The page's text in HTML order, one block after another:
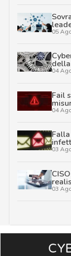
05
04
Fail
04
03
03